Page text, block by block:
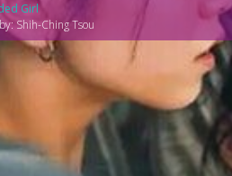
Girl
Shih-Ching Tsou